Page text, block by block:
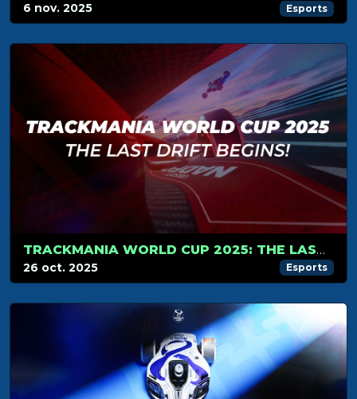
6 nov. 2025 Esports
TRACKMANIA WORLD CUP 2025: THE LAST DRIFT BEGINS!
26 oct. 2025 Esports